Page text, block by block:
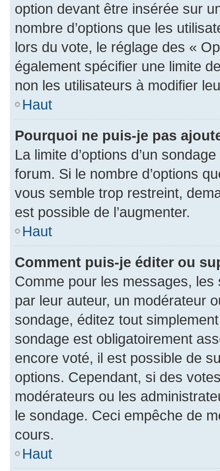
option devant être insérée sur
nombre d’options que les
lors du vote, le réglage des «
également spécifier une limite
non les utilisateurs à modifier
Haut
Pourquoi ne puis-je pas
La limite d’options d’un
forum. Si le nombre d’options
vous semble trop restreint,
est possible de l’augmenter.
Haut
Comment puis-je éditer ou
Comme pour les messages,
par leur auteur, un modérateur
sondage, éditez tout
sondage est obligatoirement
encore voté, il est possible de
options. Cependant, si des
modérateurs ou les
le sondage. Ceci empêche de
cours.
Haut